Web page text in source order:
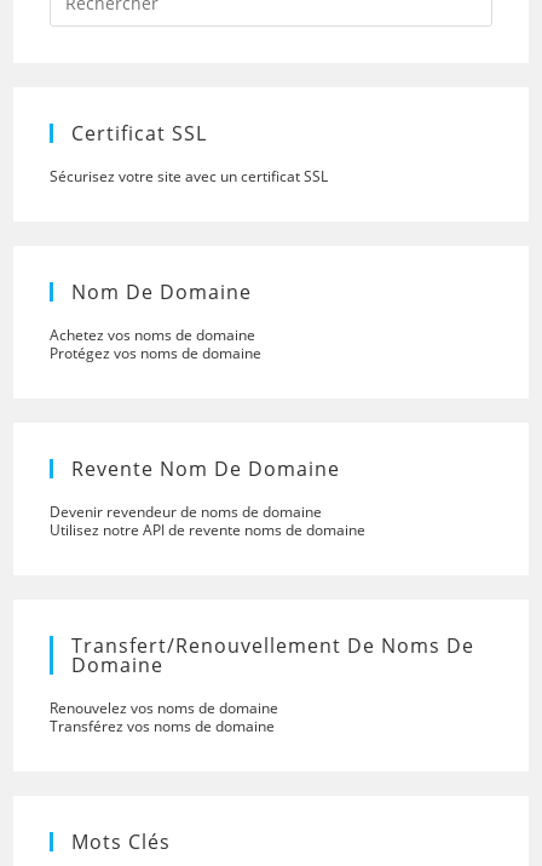
to
Certificat SSL
Sécurisez votre site avec un certificat SSL
Nom De Domaine
Achetez vos noms de domaine
Protégez vos noms de domaine
Revente Nom De Domaine
Devenir revendeur de noms de domaine
Utilisez notre API de revente noms de domaine
Transfert/renouvellement De Noms De
Domaine
Renouvelez vos noms de domaine
Transférez vos noms de domaine
Mots Clés